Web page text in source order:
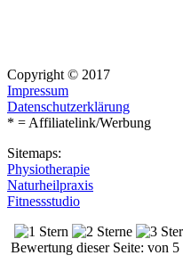
Copyright © 2017
Impressum
Datenschutzerklärung
* = Affiliatelink/Werbung
Sitemaps:
Physiotherapie
Naturheilpraxis
Fitnessstudio
Bewertung dieser Seite: von